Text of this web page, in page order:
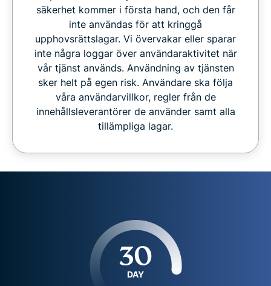
säkerhet kommer i första hand, och den får
inte användas för att kringgå
upphovsrättslagar. Vi övervakar eller sparar
inte några loggar över användaraktivitet när
vår tjänst används. Användning av tjänsten
sker helt på egen risk. Användare ska följa
våra användarvillkor, regler från de
innehållsleverantörer de använder samt alla
tillämpliga lagar.
30
DAY